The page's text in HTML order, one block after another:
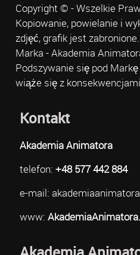
Copyright © - Wszelkie
Kopiowanie, powielanie i
zdjęć, grafik jest zabronione.
Marka - Akademia
Podszywanie się pod
wiąże się z
Kontakt
Akademia Animatora
telefon: +48 577 442 884
e-mail:
www: